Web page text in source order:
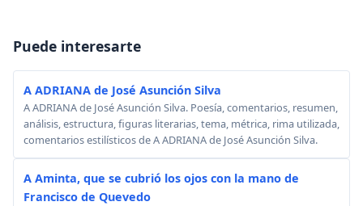
Puede interesarte
A ADRIANA de José Asunción Silva
A ADRIANA de José Asunción Silva. Poesía, comentarios, resumen,
análisis, estructura, figuras literarias, tema, métrica, rima utilizada,
comentarios estilísticos de A ADRIANA de José Asunción Silva.
A Aminta, que se cubrió los ojos con la mano de
Francisco de Quevedo